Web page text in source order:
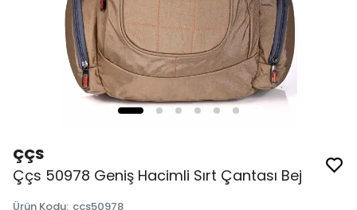
ÇÇS
Ççs 50978 Geniş Hacimli Sırt Çantası Bej
Ürün Kodu: ccs50978